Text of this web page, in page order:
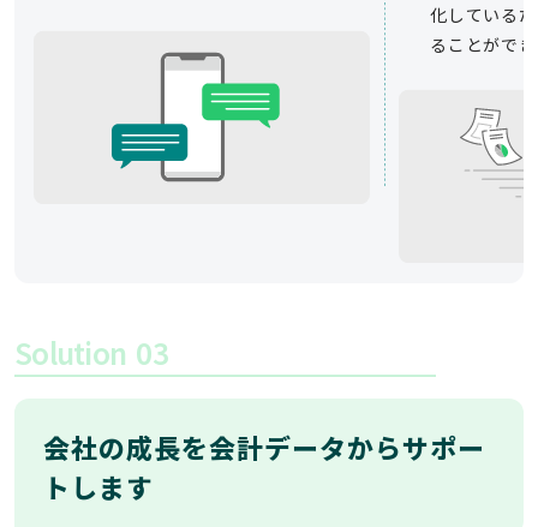
化している
ることがで
Solution 03
会社の成長を会計データからサポー
トします